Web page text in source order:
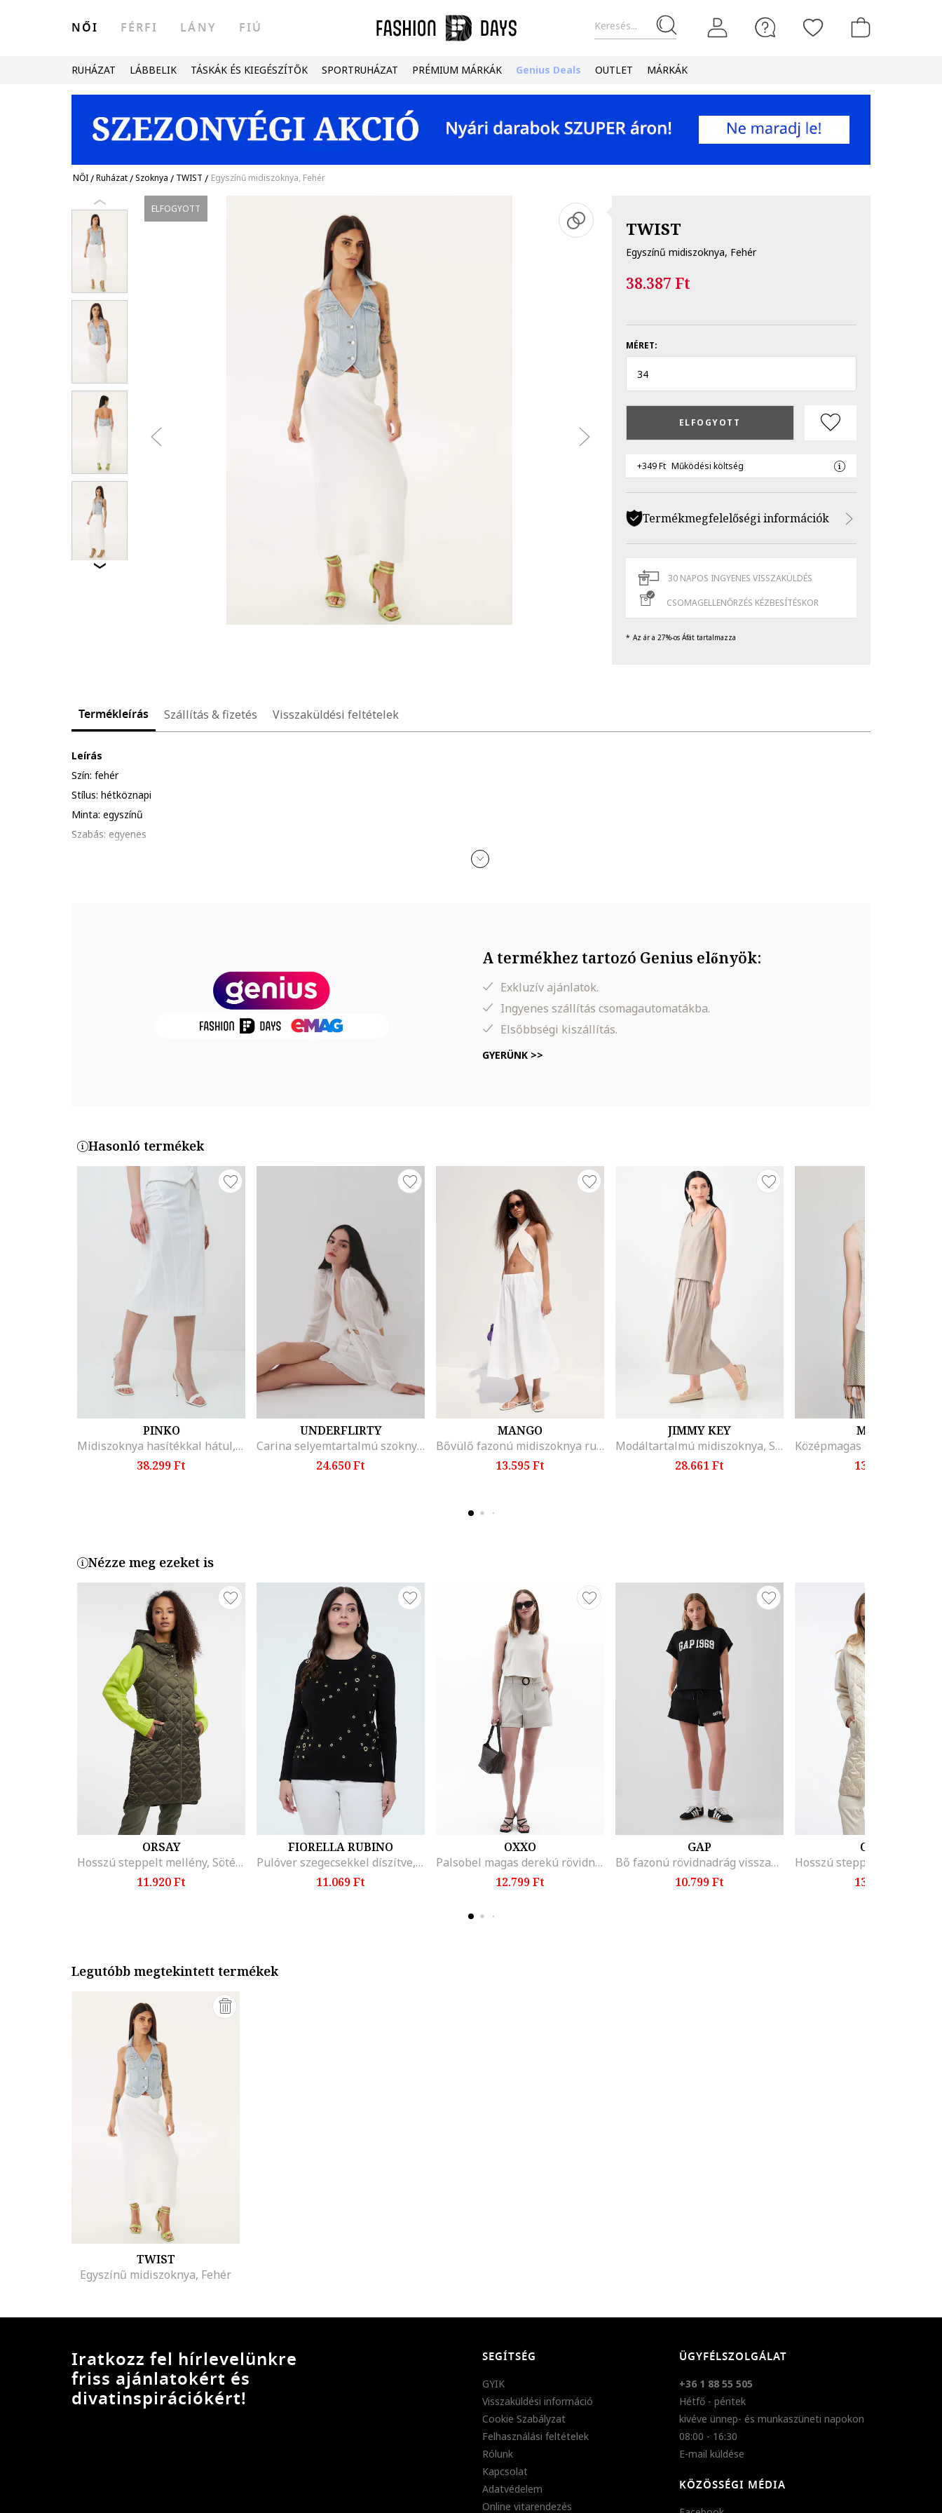
Keresés...
NŐI FÉRFI LÁNY FIÚ
RUHÁZAT LÁBBELIK TÁSKÁK ÉS KIEGÉSZÍTŐK SPORTRUHÁZAT PRÉMIUM MÁRKÁK Genius Deals OUTLET MÁRKÁK
NŐI/Ruházat/Szoknya / TWIST / Egyszínű midiszoknya, Fehér
ELFOGYOTT
TWIST
Egyszínű midiszoknya, Fehér
38.387 Ft
MÉRET:
34
ELFOGYOTT
+349 Ft Működési költség
Termékmegfelelőségi információk
30 NAPOS INGYENES VISSZAKÜLDÉS
CSOMAGELLENŐRZÉS KÉZBESÍTÉSKOR
Az ár a 27%-os Áfát tartalmazza
Termékleírás Szállítás & fizetés Visszaküldési feltételek
Leírás
Szín: fehér
Stílus: hétköznapi
Minta: egyszínű
Szabás: egyenes
A modellen látható termék mérete: 36.
Modell méretei: Magasság: 178 cm, Mellbőség: 79 cm, Derék: 64 cm, Csípő: 85 cm
A termékhez tartozó Genius előnyök:
Exkluzív ajánlatok.
Ingyenes szállítás csomagautomatákba.
Elsőbbségi kiszállítás.
GYERÜNK >>
Hasonló termékek
PINKO
Midiszoknya hasítékkal hátul, Törtfehér
38.299 Ft
UNDERFLIRTY
Carina selyemtartalmú szoknya oldalhasítékkal, Fehér
24.650 Ft
MANGO
Bővülő fazonú midiszoknya rugalmas derékrésszel, Fehér
13.595 Ft
JIMMY KEY
Modáltartalmú midiszoknya, Sötétbézs
28.661 Ft
MANGO
13.595 Ft
Nézze meg ezeket is
ORSAY
Hosszú steppelt mellény, Sötét khaki
11.920 Ft
FIORELLA RUBINO
Pulóver szegecsekkel díszítve, Fekete
11.069 Ft
OXXO
Palsobel magas derekú rövidnadrág, Világosszürke
12.799 Ft
GAP
Bő fazonú rövidnadrág visszahajtott szárvégekkel, Fekete,
10.799 Ft
ORSAY
13.244 Ft
Legutóbb megtekintett termékek
TWIST
Egyszínű midiszoknya, Fehér
Iratkozz fel hírlevelünkre
friss ajánlatokért és
divatinspirációkért!
SEGÍTSÉG
GYIK
Visszaküldési információ
Cookie Szabályzat
Felhasználási feltételek
Rólunk
Kapcsolat
Adatvédelem
Online vitarendezés
ÜGYFÉLSZOLGÁLAT
+36 1 88 55 505
Hétfő - péntek
kivéve ünnep- és munkaszüneti napokon
08:00 - 16:30
E-mail küldése
KÖZÖSSÉGI MÉDIA